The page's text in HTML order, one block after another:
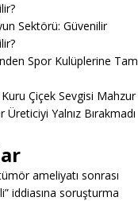
Sektörü: Güvenilir
Spor Kulüplerine Tam
Kuru Çiçek Sevgisi Mahzur
Üreticiyi Yalnız Bırakmadı
ameliyatı sonrası
iddiasına soruşturma